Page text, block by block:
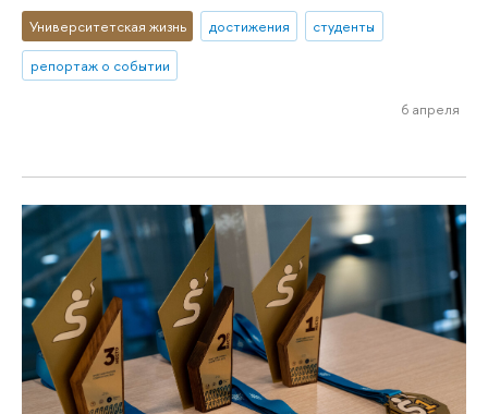
Университетская жизнь достижения
студенты
репортаж о событии
6 апреля